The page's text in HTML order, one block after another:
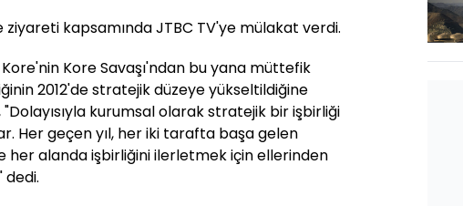
ziyareti kapsamında JTBC TV'ye mülakat verdi.
Kore Savaşı'ndan bu yana müttefik
2012'de stratejik düzeye yükseltildiğine
kurumsal olarak stratejik bir işbirliği
Her geçen yıl, her iki tarafta başa gelen
her alanda işbirliğini ilerletmek için ellerinden
dedi.